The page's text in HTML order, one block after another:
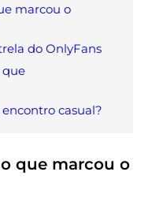
marcou o
do OnlyFans
que
casual?
que marcou o